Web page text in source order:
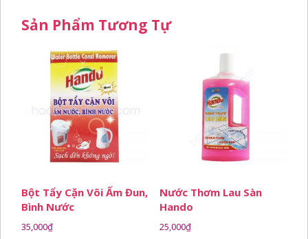
Sản Phẩm Tương Tự
Bột Tẩy Cặn Vôi Ấm Đun,
Bình Nước
35,000₫
Nước Thơm Lau Sàn
Hando
25,000₫